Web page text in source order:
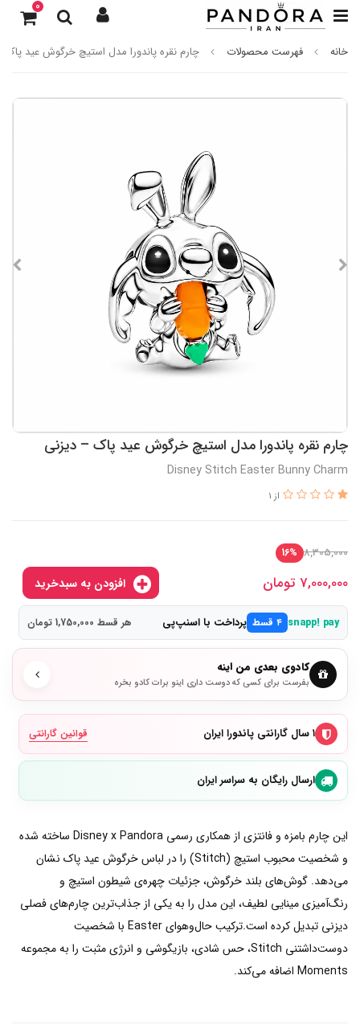
0
خانه فهرست محصولات چارم نقره پاندورا مدل استیچ خرگوش عید پاک
چارم نقره پاندورا مدل استیچ خرگوش عید پاک – دیزنی
Disney Stitch Easter Bunny Charm
از 1
8,305,000
16%
7,000,000 تومان
snapp! pay ۴ قسط پرداخت با اسنپ‌پی هر قسط 1,750,000 تومان
کادوی بعدی من اینه
بفرست برای کسی که دوست داری اینو برات کادو بخره
۱ سال گارانتی پاندورا ایران قوانین گارانتی
ارسال رایگان به سراسر ایران
این چارم بامزه و فانتزی از همکاری رسمی Disney x Pandora ساخته شده
و شخصیت محبوب استیچ (Stitch) را در لباس خرگوش عید پاک نشان
می‌دهد. گوش‌های بلند خرگوش، جزئیات چهره‌ی شیطون استیچ و
رنگ‌آمیزی مینایی لطیف، این مدل را به یکی از جذاب‌ترین چارم‌های فصلی
دیزنی تبدیل کرده است.ترکیب حال‌وهوای Easter با شخصیت
دوست‌داشتنی Stitch، حس شادی، بازیگوشی و انرژی مثبت را به مجموعه
Moments اضافه می‌کند.